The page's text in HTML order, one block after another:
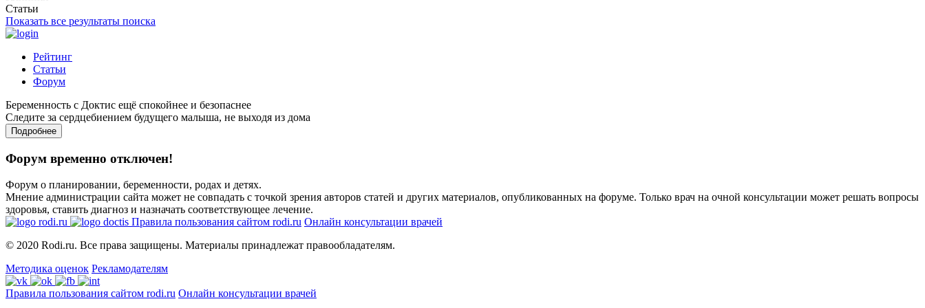
Статьи
Показать все результаты поиска
Рейтинг
Статьи
Форум
Беременность с Доктис ещё спокойнее и безопаснее
Следите за сердцебиением будущего малыша, не выходя из дома
Подробнее
Форум временно отключен!
Форум о планировании, беременности, родах и детях.
Мнение администрации сайта может не совпадать с точкой зрения авторов статей и других материалов, опубликованных на форуме. Только врач на очной консультации может решать вопросы
здоровья, ставить диагноз и назначать соответствующее лечение.
Правила пользования сайтом rodi.ru Онлайн консультации врачей
© 2020 Rodi.ru. Все права защищены. Материалы принадлежат правообладателям.
Методика оценок Рекламодателям
Правила пользования сайтом rodi.ru Онлайн консультации врачей